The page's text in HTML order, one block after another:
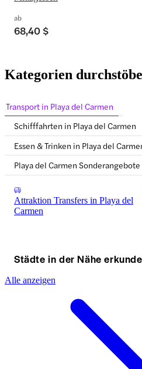
ab
68,40 $
Kategorien
Transport in Playa del Carmen
Schifffahrten in Playa del Carmen
Essen & Trinken in Playa del
Playa del Carmen Sonderangebote
Attraktion Transfers in Playa del
Carmen
Städte in der Nähe
Alle anzeigen